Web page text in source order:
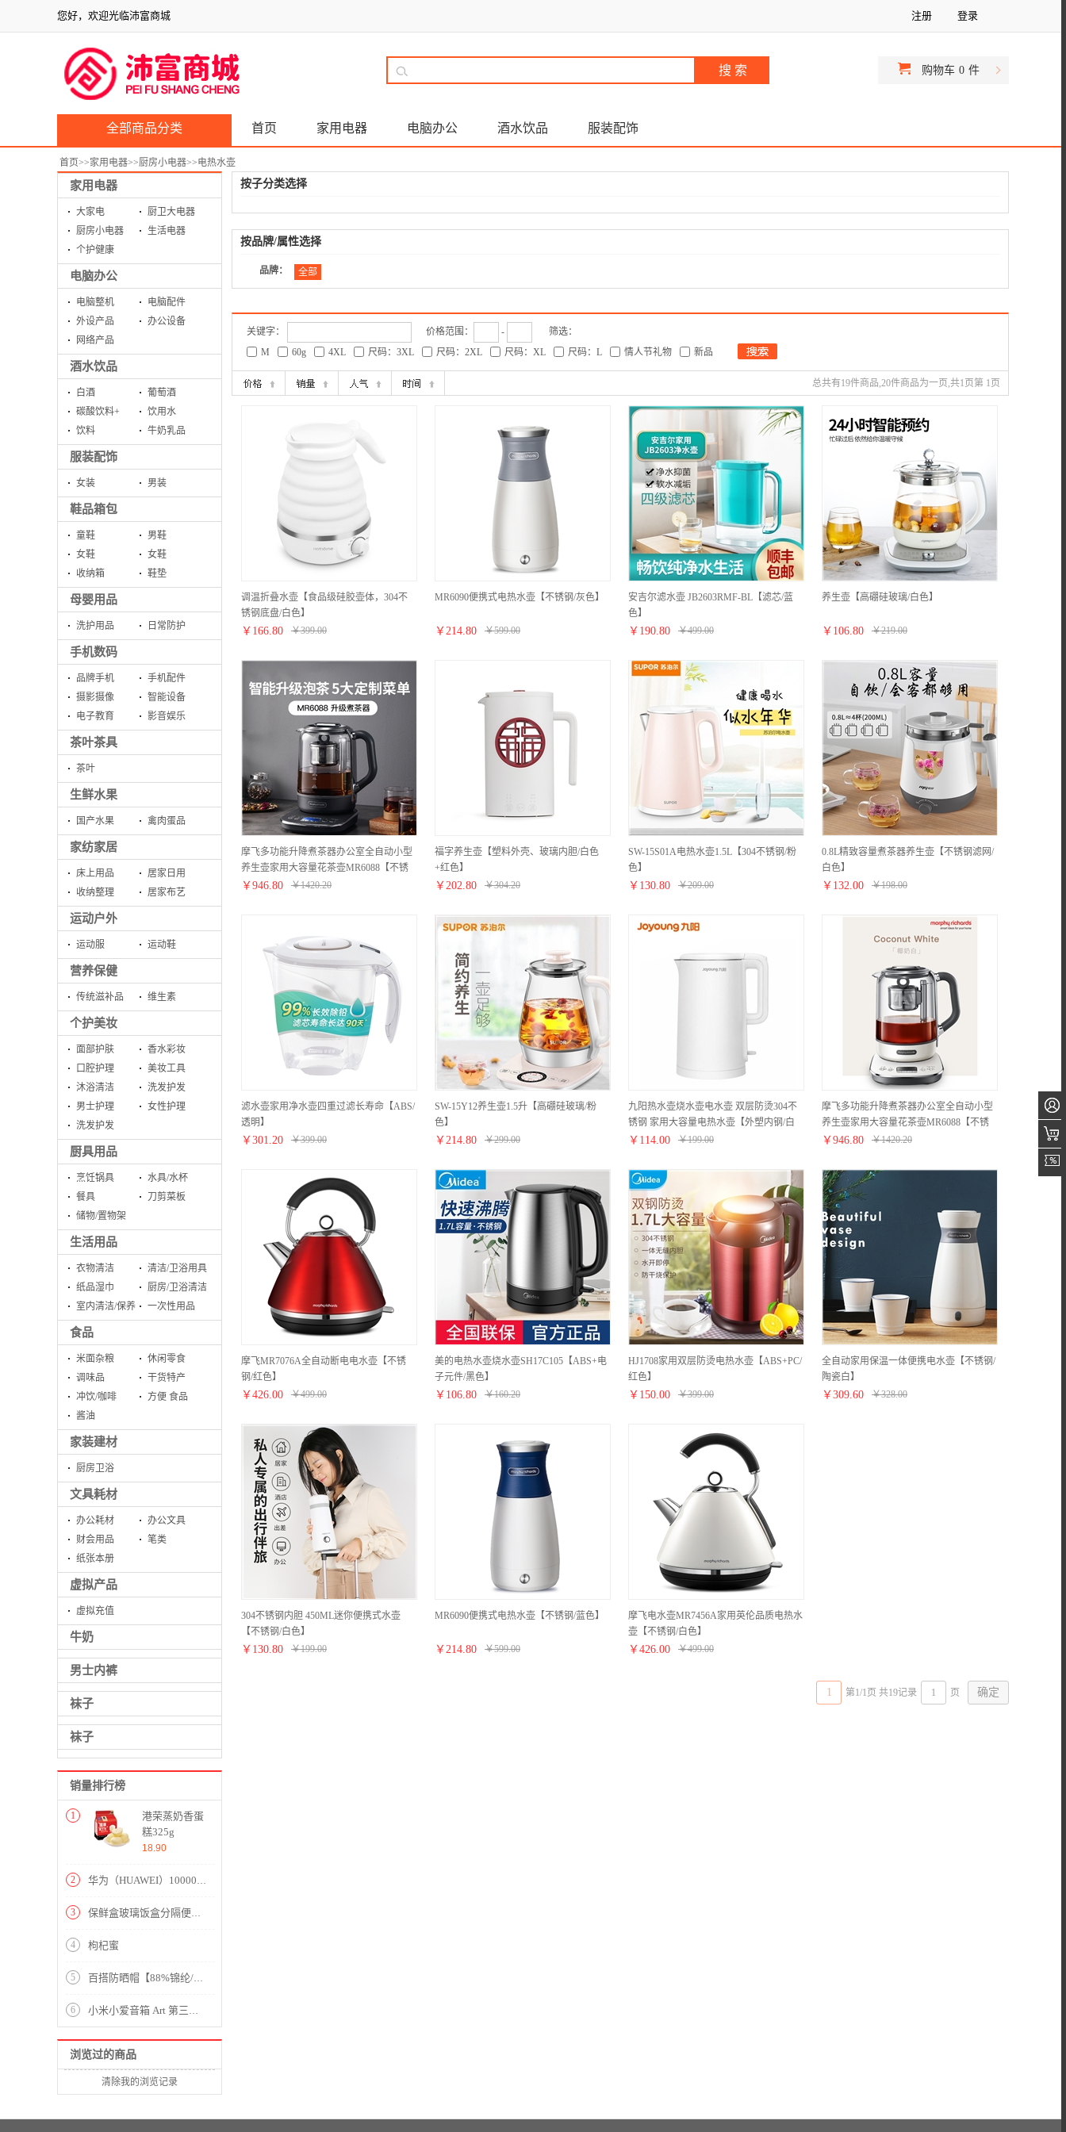
您好，欢迎光临沛富商城 注册 登录
购物车 0 件
全部商品分类 首页 家用电器 电脑办公 酒水饮品 服装配饰
首页>>家用电器>>厨房小电器>>电热水壶
家用电器
大家电
厨卫大电器
厨房小电器
生活电器
个护健康
电脑办公
电脑整机
电脑配件
外设产品
办公设备
网络产品
酒水饮品
白酒
葡萄酒
碳酸饮料+
饮用水
饮料
牛奶乳品
服装配饰
女装 男装
鞋品箱包
童鞋
男鞋
女鞋
女鞋
收纳箱
鞋垫
母婴用品
洗护用品 日常防护
手机数码
品牌手机
手机配件
摄影摄像
智能设备
电子教育
影音娱乐
茶叶茶具
茶叶
生鲜水果
国产水果 禽肉蛋品
家纺家居
床上用品
居家日用
收纳整理
居家布艺
运动户外
运动服 运动鞋
营养保健
传统滋补品 维生素
个护美妆
面部护肤
香水彩妆
口腔护理
美妆工具
沐浴清洁
洗发护发
男士护理
女性护理
洗发护发
厨具用品
烹饪锅具
水具/水杯
餐具
刀剪菜板
储物/置物架
生活用品
衣物清洁
清洁/卫浴用具
纸品湿巾
厨房/卫浴清洁
室内清洁/保养
一次性用品
食品
米面杂粮
休闲零食
调味品
干货特产
冲饮/咖啡
方便 食品
酱油
家装建材
厨房卫浴
文具耗材
办公耗材
办公文具
财会用品
笔类
纸张本册
虚拟产品
虚拟充值
牛奶
男士内裤
袜子
袜子
销量排行榜
1
港荣蒸奶香蛋
糕325g
18.90
2 华为（HUAWEI）10000毫安 充电宝/移动电源 9V2A快充版 曜石黑 适用于华为Mate20/P20系列等AP09Q
3 保鲜盒玻璃饭盒分隔便当盒微波炉专用碗加热上班族长方形 送时尚便当包【玻璃/透明】
4 枸杞蜜
5 百搭防晒帽【88%锦纶/线条蓝】
6 小米小爱音箱 Art 第三代小爱同学智能音箱 智能设备控制 人工智能音响
浏览过的商品
清除我的浏览记录
按子分类选择
按品牌/属性选择
品牌： 全部
关键字： 价格范围： -
筛选：
M
60g 4XL 尺码：3XL 尺码：2XL 尺码：XL 尺码：L 情人节礼物 新品
总共有19件商品,20件商品为一页,共1页第 1页
调温折叠水壶【食品级硅胶壶体，304不
锈钢底盘/白色】
￥ 166.80 ￥399.00
MR6090便携式电热水壶【不锈钢/灰色】
￥ 214.80 ￥599.00
安吉尔滤水壶 JB2603RMF-BL【滤芯/蓝
色】
￥ 190.80 ￥499.00
养生壶【高硼硅玻璃/白色】
￥ 106.80 ￥219.00
摩飞多功能升降煮茶器办公室全自动小型
养生壶家用大容量花茶壶MR6088【不锈
钢/颜色】
￥ 946.80 ￥1420.20
福字养生壶【塑料外壳、玻璃内胆/白色
+红色】
￥ 202.80 ￥304.20
SW-15S01A电热水壶1.5L【304不锈钢/粉
色】
￥ 130.80 ￥209.00
0.8L精致容量煮茶器养生壶【不锈钢滤网/
白色】
￥ 132.00 ￥198.00
滤水壶家用净水壶四重过滤长寿命【ABS/
透明】
￥ 301.20 ￥399.00
SW-15Y12养生壶1.5升【高硼硅玻璃/粉
色】
￥ 214.80 ￥299.00
九阳热水壶烧水壶电水壶 双层防烫304不
锈钢 家用大容量电热水壶【外塑内钢/白
色】
￥ 114.00 ￥199.00
摩飞多功能升降煮茶器办公室全自动小型
养生壶家用大容量花茶壶MR6088【不锈
钢/颜色】
￥ 946.80 ￥1420.20
摩飞MR7076A全自动断电电水壶【不锈
钢/红色】
￥ 426.00 ￥499.00
美的电热水壶烧水壶SH17C105【ABS+电
子元件/黑色】
￥ 106.80 ￥160.20
HJ1708家用双层防烫电热水壶【ABS+PC/
红色】
￥ 150.00 ￥399.00
全自动家用保温一体便携电水壶【不锈钢/
陶瓷白】
￥ 309.60 ￥328.00
304不锈钢内胆 450ML迷你便携式水壶
【不锈钢/白色】
￥ 130.80 ￥199.00
MR6090便携式电热水壶【不锈钢/蓝色】
￥ 214.80 ￥599.00
摩飞电水壶MR7456A家用英伦品质电热水
壶【不锈钢/白色】
￥ 426.00 ￥499.00
1 第1/1页 共19记录 页